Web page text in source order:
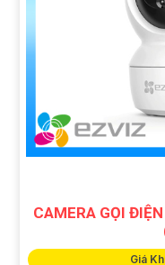
CAMERA GỌI
Giá